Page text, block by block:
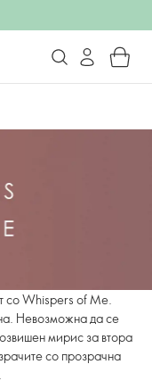
со Whispers of Me.
Невозможнa да се
мирис за втора
со прозрачна